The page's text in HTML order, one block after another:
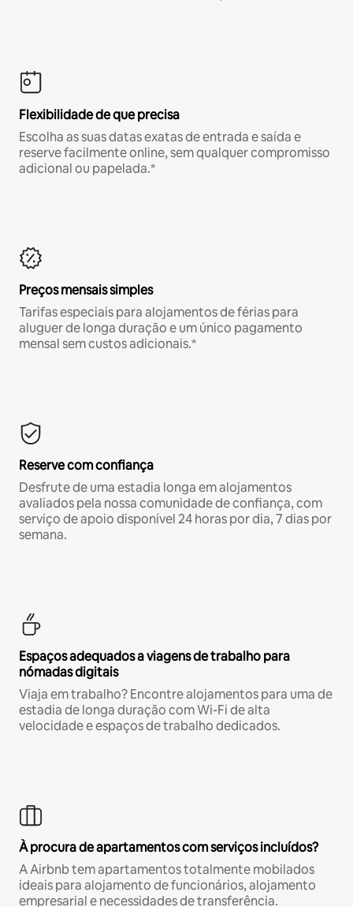
Flexibilidade de que precisa
Escolha as suas datas exatas de entrada e saída e
reserve facilmente online, sem qualquer compromisso
adicional ou papelada.*
Preços mensais simples
Tarifas especiais para alojamentos de férias para
aluguer de longa duração e um único pagamento
mensal sem custos adicionais.*
Reserve com confiança
Desfrute de uma estadia longa em alojamentos
avaliados pela nossa comunidade de confiança, com
serviço de apoio disponível 24 horas por dia, 7 dias por
semana.
Espaços adequados a viagens de trabalho para
nómadas digitais
Viaja em trabalho? Encontre alojamentos para uma de
estadia de longa duração com Wi-Fi de alta
velocidade e espaços de trabalho dedicados.
À procura de apartamentos com serviços incluídos?
A Airbnb tem apartamentos totalmente mobilados
ideais para alojamento de funcionários, alojamento
empresarial e necessidades de transferência.